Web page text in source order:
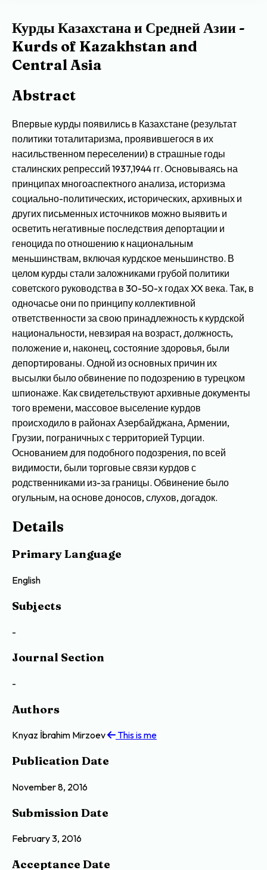
Курды Казахстана и Средней Азии -
Kurds of Kazakhstan and
Central Asia
Abstract
Впервые курды появились в Казахстане (результат
политики тоталитаризма, проявившегося в их
насильственном переселении) в страшные годы
сталинских репрессий 1937,1944 гг. Основываясь на
принципах многоаспектного анализа, историзма
социально-политических, исторических, архивных и
других письменных источников можно выявить и
осветить негативные последствия депортации и
геноцида по отношению к национальным
меньшинствам, включая курдское меньшинство. В
целом курды стали заложниками грубой политики
советского руководства в 30-50-х годах XX века. Так, в
одночасье они по принципу коллективной
ответственности за свою принадлежность к курдской
национальности, невзирая на возраст, должность,
положение и, наконец, состояние здоровья, были
депортированы. Одной из основных причин их
высылки было обвинение по подозрению в турецком
шпионаже. Как свидетельствуют архивные документы
того времени, массовое выселение курдов
происходило в районах Азербайджана, Армении,
Грузии, пограничных с территорией Турции.
Основанием для подобного подозрения, по всей
видимости, были торговые связи курдов с
родственниками из-за границы. Обвинение было
огульным, на основе доносов, слухов, догадок.
Details
Primary Language
English
Subjects
-
Journal Section
-
Authors
Knyaz İbrahim Mirzoev This is me
Publication Date
November 8, 2016
Submission Date
February 3, 2016
Acceptance Date